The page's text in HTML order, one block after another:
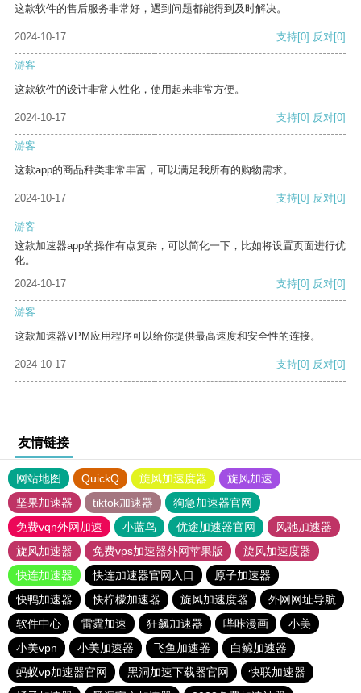
这款软件的售后服务非常好，遇到问题都能得到及时解决。
2024-10-17 支持[0] 反对[0]
游客
这款软件的设计非常人性化，使用起来非常方便。
2024-10-17 支持[0] 反对[0]
游客
这款app的商品种类非常丰富，可以满足我所有的购物需求。
2024-10-17 支持[0] 反对[0]
游客
这款加速器app的操作有点复杂，可以简化一下，比如将设置页面进行优
化。
2024-10-17
支持[0] 反对[0]
游客
这款加速器VPM应用程序可以给你提供最高速度和安全性的连接。
2024-10-17 支持[0] 反对[0]
友情链接
网站地图 QuickQ 旋风加速度器
旋风加速
坚果加速器
tiktok加速器
狗急加速器官网
免费vqn外网加速
小蓝鸟 优途加速器官网
风驰加速器
旋风加速器
免费vps加速器外网苹果版
旋风加速度器
快连加速器
快连加速器官网入口
原子加速器
快鸭加速器
快柠檬加速器 旋风加速度器
外网网址导航
软件中心
雷霆加速 狂飙加速器 哔咔漫画
小美
小美vpn
小美加速器 飞鱼加速器
白鲸加速器
蚂蚁vp加速器官网
黑洞加速下载器官网
快联加速器